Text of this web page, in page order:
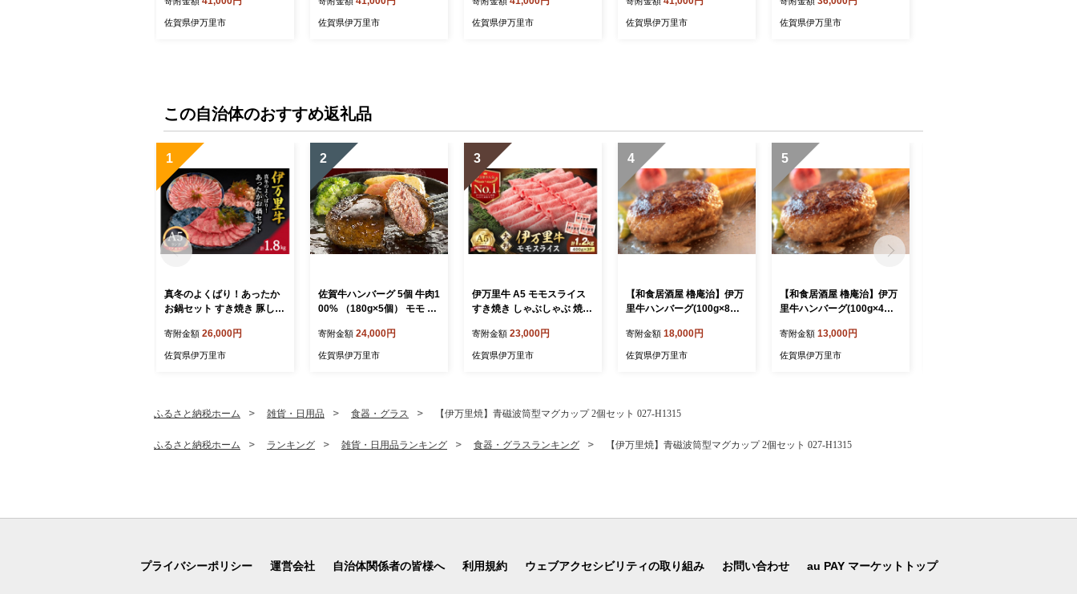
佐賀県伊万里市 佐賀県伊万里市 佐賀県伊万里市 佐賀県伊万里市 佐賀県伊万里市
この自治体のおすすめ返礼品
1
真冬のよくばり！あったか
お鍋セット すき焼き 豚しゃ
寄附金額 26,000円
佐賀県伊万里市
2
佐賀牛ハンバーグ 5個 牛肉1
00% （180g×5個） モモ ロ
697
寄附金額 24,000円
佐賀県伊万里市
3
伊万里牛 A5 モモスライス
すき焼き しゃぶしゃぶ 焼肉
和牛 国産 牛肉 赤身 薄切り
小分け A5ランク すきやき
寄附金額 23,000円
佐賀県伊万里市
4
【和食居酒屋 櫓庵治】伊万
里牛ハンバーグ(100g×8個
寄附金額 18,000円
佐賀県伊万里市
5
【和食居酒屋 櫓庵治】伊万
里牛ハンバーグ(100g×4個
寄附金額 13,000円
佐賀県伊万里市
ふるさと納税ホーム 雑貨・日用品 食器・グラス 【伊万里焼】青磁波筒型マグカップ 2個セット 027-H1315
ふるさと納税ホーム ランキング 雑貨・日用品ランキング 食器・グラスランキング 【伊万里焼】青磁波筒型マグカップ 2個セット 027-H1315
プライバシーポリシー 運営会社 自治体関係者の皆様へ 利用規約 ウェブアクセシビリティの取り組み お問い合わせ au PAY マーケットトップ